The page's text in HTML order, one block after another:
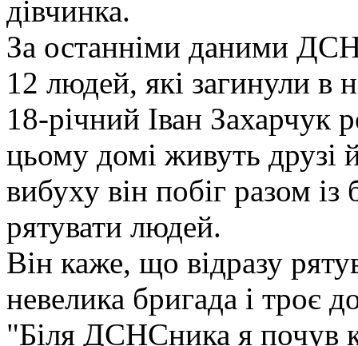
дівчинка.
За останніми даними
12 людей, які загинули в
18-річний Іван Захарчук
цьому домі живуть друзі
вибуху він побіг разом
рятувати людей.
Він каже, що відразу
невелика бригада і троє
"Біля ДСНСника я почув